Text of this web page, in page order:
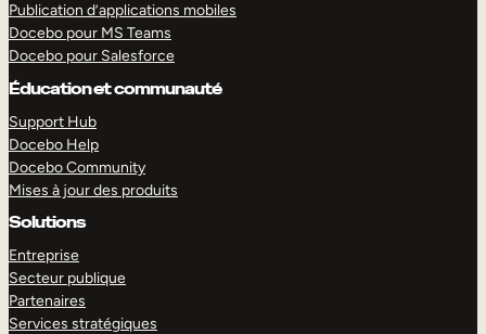
Publication d’applications mobiles
Docebo pour MS Teams
Docebo pour Salesforce
Éducation et communauté
Support Hub
Docebo Help
Docebo Community
Mises à jour des produits
Solutions
Entreprise
Secteur publique
Partenaires
Services stratégiques